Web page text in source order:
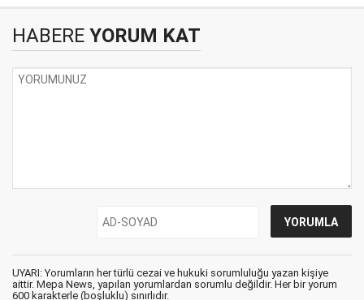
HABERE YORUM KAT
UYARI: Yorumların her türlü cezai ve hukuki sorumluluğu yazan kişiye
aittir. Mepa News, yapılan yorumlardan sorumlu değildir. Her bir yorum
600 karakterle (boşluklu) sınırlıdır.